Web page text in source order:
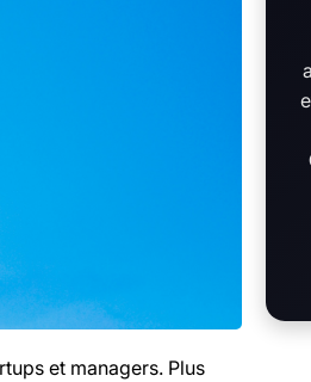
et managers. Plus